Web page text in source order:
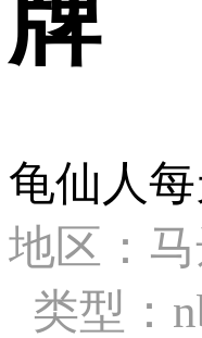
牌
龟仙人
地区：
类型：